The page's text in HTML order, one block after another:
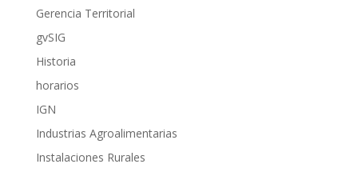
Gerencia Territorial
gvSIG
Historia
horarios
IGN
Industrias Agroalimentarias
Instalaciones Rurales